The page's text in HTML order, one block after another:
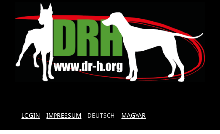
LOGIN IMPRESSUM DEUTSCH MAGYAR